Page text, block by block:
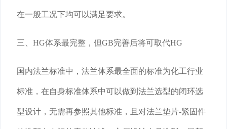
在一般工况下均可以满足要求。
三、HG体系最完整，但GB完善后将可取代HG
国内法兰标准中，法兰体系最全面的标准为化工行业
标准，在自身标准体系中可以做到法兰选型的闭环选
型设计，无需再参照其他标准，且对法兰垫片-紧固件